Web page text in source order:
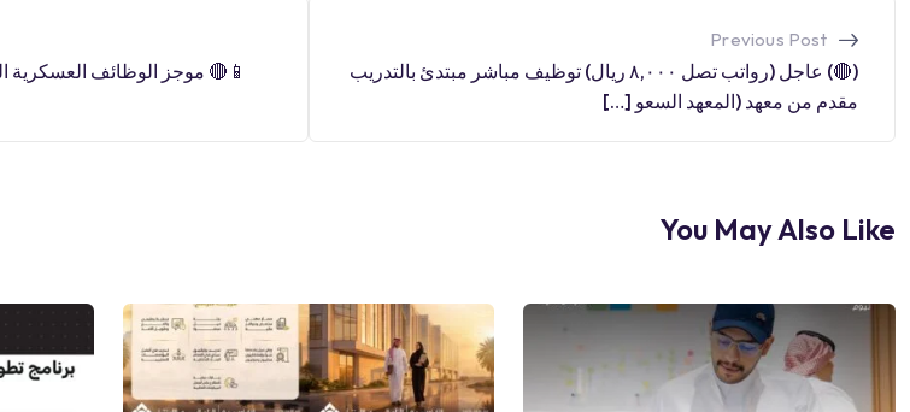
Previous Post
(🔴) عاجل (رواتب تصل ٨,٠٠٠ ريال) توظيف مباشر مبتدئ بالتدريب
مقدم من معهد (المعهد السعو […]
You May Also Like